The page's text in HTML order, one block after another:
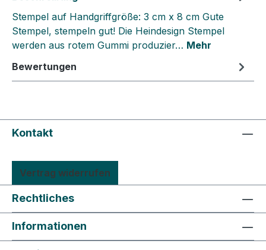
Stempel auf Handgriffgröße: 3 cm x 8 cm Gute
Stempel, stempeln gut! Die Heindesign Stempel
werden aus rotem Gummi produzier… Mehr
Bewertungen
Kontakt
Vertrag widerrufen
Rechtliches
Informationen